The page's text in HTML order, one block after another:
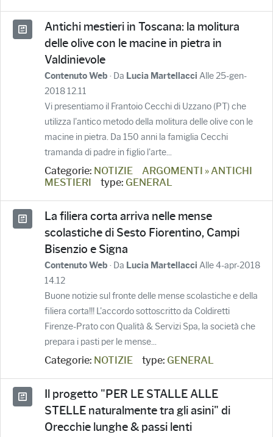
Antichi mestieri in Toscana: la molitura
delle olive con le macine in pietra in
Valdinievole
Contenuto Web · Da Lucia Martellacci Alle 25-gen-
2018 12.11
Vi presentiamo il Frantoio Cecchi di Uzzano (PT) che
utilizza l'antico metodo della molitura delle olive con le
macine in pietra. Da 150 anni la famiglia Cecchi
tramanda di padre in figlio l'arte...
Categorie: NOTIZIE
ARGOMENTI » ANTICHI
MESTIERI
type: GENERAL
La filiera corta arriva nelle mense
scolastiche di Sesto Fiorentino, Campi
Bisenzio e Signa
Contenuto Web · Da Lucia Martellacci Alle 4-apr-2018
14.12
Buone notizie sul fronte delle mense scolastiche e della
filiera corta!!! L'accordo sottoscritto da Coldiretti
Firenze-Prato con Qualità & Servizi Spa, la società che
prepara i pasti per le mense...
Categorie: NOTIZIE type: GENERAL
Il progetto "PER LE STALLE ALLE
STELLE naturalmente tra gli asini" di
Orecchie lunghe & passi lenti